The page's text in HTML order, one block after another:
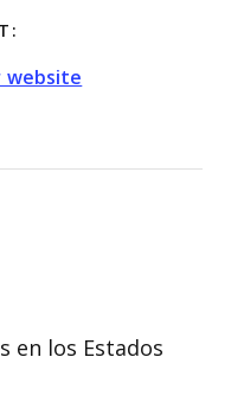
website
en los Estados